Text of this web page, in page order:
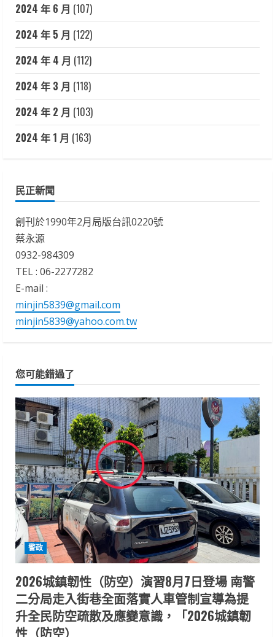
2024 年 6 月 (107)
2024 年 5 月 (122)
2024 年 4 月 (112)
2024 年 3 月 (118)
2024 年 2 月 (103)
2024 年 1 月 (163)
民正新聞
創刊於1990年2月局版台訊0220號
蔡永源
0932-984309
TEL : 06-2277282
E-mail :
minjin5839@gmail.com
minjin5839@yahoo.com.tw
您可能錯過了
警政
2026城鎮韌性（防空）演習8月7日登場 南警
二分局走入街巷全面落實人車管制宣導為提
升全民防空疏散及應變意識，「2026城鎮韌
性（防空）